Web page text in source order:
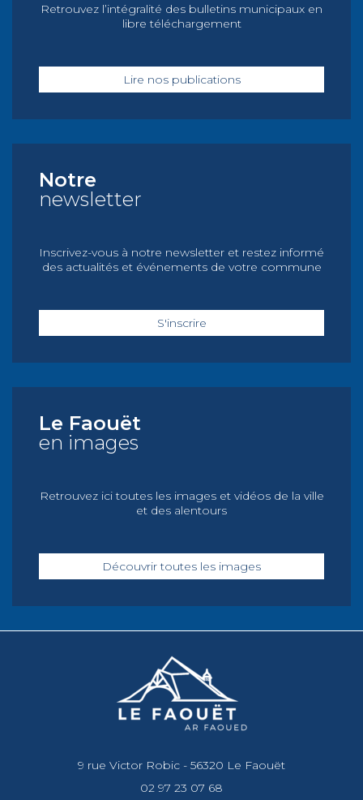
Retrouvez l’intégralité des bulletins municipaux en
libre téléchargement
Lire nos publications
Notre
newsletter
Inscrivez-vous à notre newsletter et restez informé
des actualités et événements de votre commune
S'inscrire
Le Faouët
en images
Retrouvez ici toutes les images et vidéos de la ville
et des alentours
Découvrir toutes les images
9 rue Victor Robic - 56320 Le Faouët
02 97 23 07 68